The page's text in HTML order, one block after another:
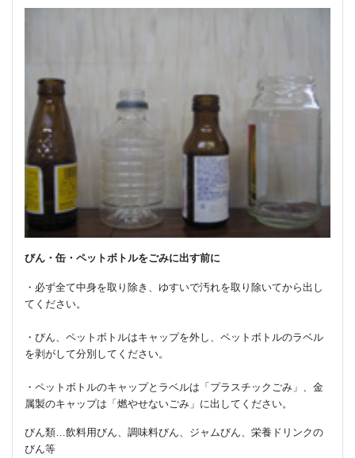
びん・缶・ペットボトルをごみに出す前に
・必ず全て中身を取り除き、ゆすいで汚れを取り除いてから出し
てください。
・びん、ペットボトルはキャップを外し、ペットボトルのラベル
を剥がして分別してください。
・ペットボトルのキャップとラベルは「プラスチックごみ」、金
属製のキャップは「燃やせないごみ」に出してください。
びん類…飲料用びん、調味料びん、ジャムびん、栄養ドリンクの
びん等